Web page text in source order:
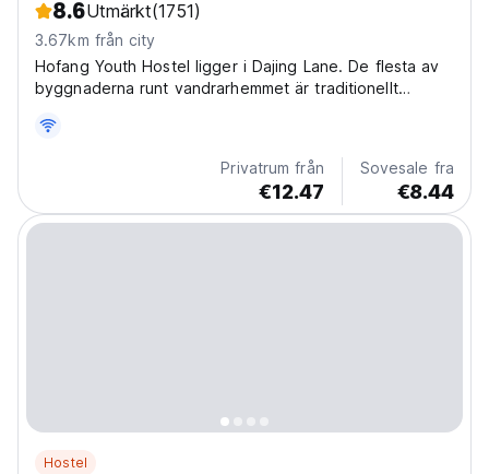
8.6Utmärkt(1751)
3.67km från city
Hofang Youth Hostel ligger i Dajing Lane. De flesta av
byggnaderna runt vandrarhemmet är traditionellt
Privatrum från
€12.47
Sovesale fra
€8.44
Hostel